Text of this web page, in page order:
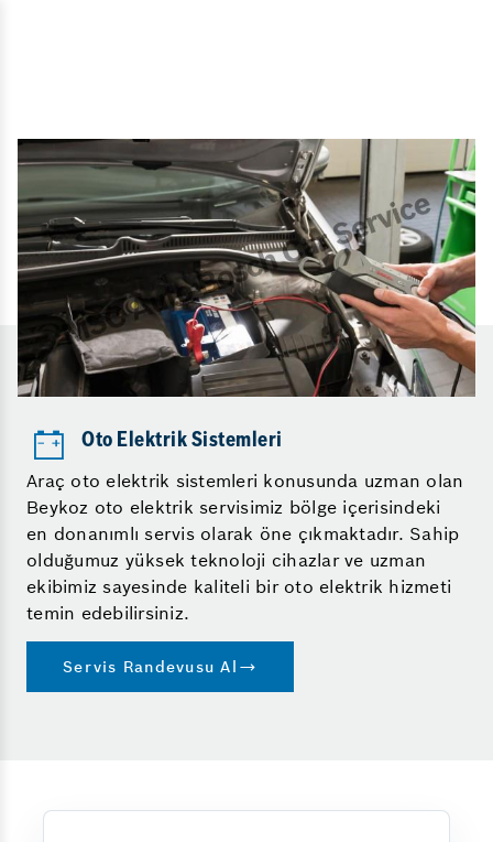
Oto Elektrik Sistemleri
Araç oto elektrik sistemleri konusunda uzman olan
Beykoz oto elektrik servisimiz bölge içerisindeki
en donanımlı servis olarak öne çıkmaktadır. Sahip
olduğumuz yüksek teknoloji cihazlar ve uzman
ekibimiz sayesinde kaliteli bir oto elektrik hizmeti
temin edebilirsiniz.
Servis Randevusu Al